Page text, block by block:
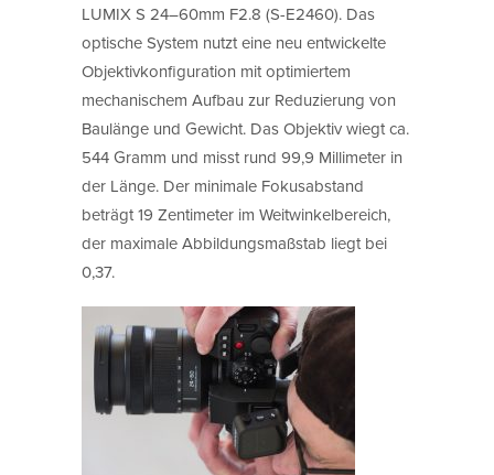
LUMIX S 24–60mm F2.8 (S-E2460). Das
optische System nutzt eine neu entwickelte
Objektivkonfiguration mit optimiertem
mechanischem Aufbau zur Reduzierung von
Baulänge und Gewicht. Das Objektiv wiegt ca.
544 Gramm und misst rund 99,9 Millimeter in
der Länge. Der minimale Fokusabstand
beträgt 19 Zentimeter im Weitwinkelbereich,
der maximale Abbildungsmaßstab liegt bei
0,37.